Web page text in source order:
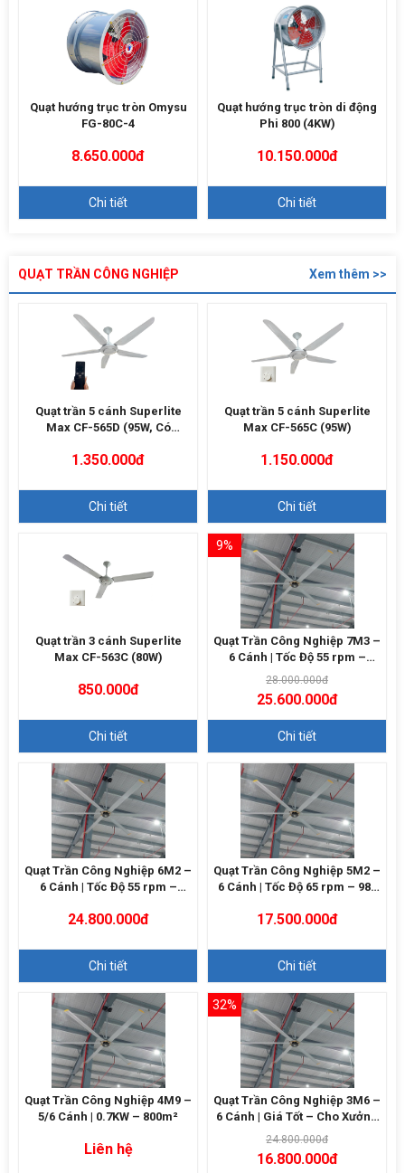
Quạt hướng trục tròn Omysu
FG-80C-4
8.650.000đ
Chi tiết
Quạt hướng trục tròn di động
Phi 800 (4KW)
10.150.000đ
Chi tiết
QUẠT TRẦN CÔNG NGHIỆP Xem thêm >>
Quạt trần 5 cánh Superlite
Max CF-565D (95W, Có
1.350.000đ
Chi tiết
Quạt trần 5 cánh Superlite
Max CF-565C (95W)
1.150.000đ
Chi tiết
Quạt trần 3 cánh Superlite
Max CF-563C (80W)
850.000đ
Chi tiết
9%
Quạt Trần Công Nghiệp 7M3 –
6 Cánh | Tốc Độ 55 rpm –
13500m3/h
28.000.000đ
25.600.000đ
Chi tiết
Quạt Trần Công Nghiệp 6M2 –
6 Cánh | Tốc Độ 55 rpm –
24.800.000đ
Chi tiết
Quạt Trần Công Nghiệp 5M2 –
6 Cánh | Tốc Độ 65 rpm – 980
17.500.000đ
Chi tiết
Quạt Trần Công Nghiệp 4M9 –
5/6 Cánh | 0.7KW – 800m²
Liên hệ
32%
Quạt Trần Công Nghiệp 3M6 –
6 Cánh | Giá Tốt – Cho Xưởng
Nhỏ
24.800.000đ
16.800.000đ